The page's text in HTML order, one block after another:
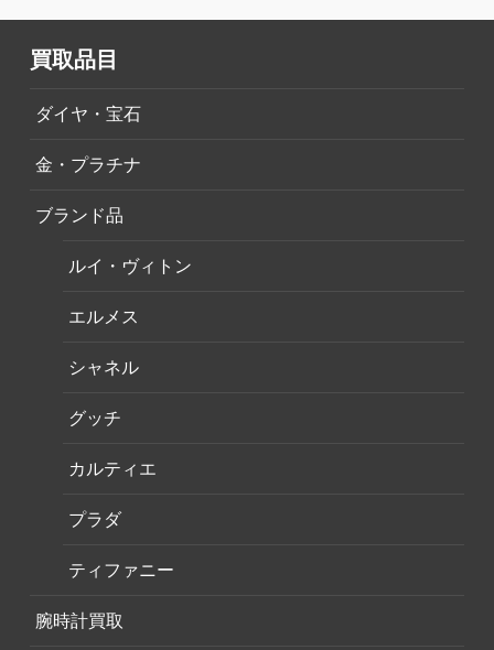
買取品目
ダイヤ・宝石
金・プラチナ
ブランド品
ルイ・ヴィトン
エルメス
シャネル
グッチ
カルティエ
プラダ
ティファニー
腕時計買取